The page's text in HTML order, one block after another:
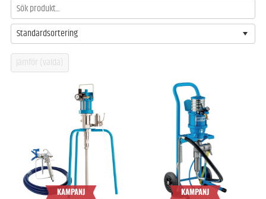
Standardsortering
KAMPANJ KAMPANJ